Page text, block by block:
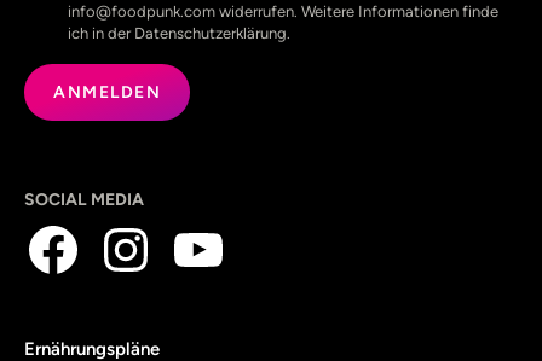
info@foodpunk.com widerrufen. Weitere Informationen finde
ich in der Datenschutzerklärung.
SOCIAL MEDIA
Ernährungspläne